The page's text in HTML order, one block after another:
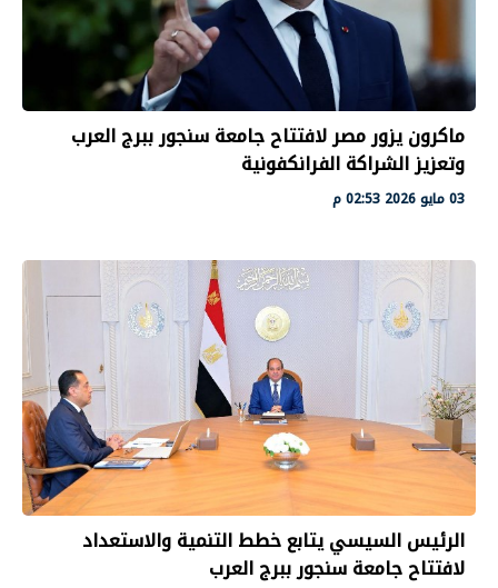
ماكرون يزور مصر لافتتاح جامعة سنجور ببرج العرب
وتعزيز الشراكة الفرانكفونية
03 مايو 2026 02:53 م
الرئيس السيسي يتابع خطط التنمية والاستعداد
لافتتاح جامعة سنجور ببرج العرب